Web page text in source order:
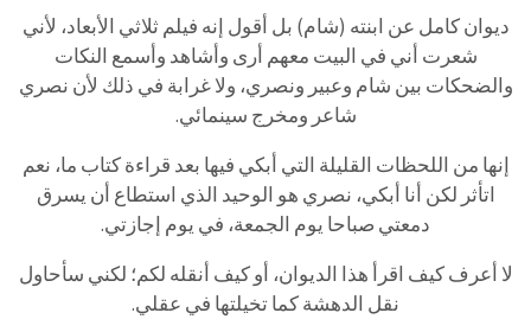
ديوان كامل عن ابنته (شام) بل أقول إنه فيلم ثلاثي الأبعاد، لأني
شعرت أني في البيت معهم أرى وأشاهد وأسمع النكات
والضحكات بين شام وعبير ونصري، ولا غرابة في ذلك لأن نصري
شاعر ومخرج سينمائي.
إنها من اللحظات القليلة التي أبكي فيها بعد قراءة كتاب ما، نعم
اتأثر لكن أنا أبكي، نصري هو الوحيد الذي استطاع أن يسرق
دمعتي صباحا يوم الجمعة، في يوم إجازتي.
لا أعرف كيف اقرأ هذا الديوان، أو كيف أنقله لكم؛ لكني سأحاول
نقل الدهشة كما تخيلتها في عقلي.